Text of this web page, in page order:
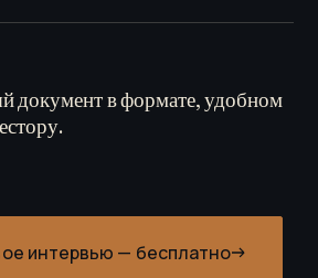
документ в формате, удобном
интервью — бесплатно